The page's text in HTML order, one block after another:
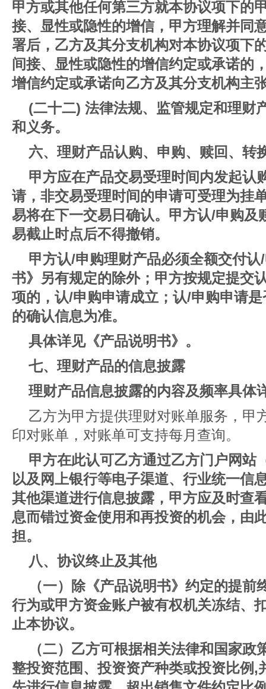
甲方或其他任何第三方就本协议项下的
接、显性或隐性的增信，甲方理解并同
署后，乙方及其分支机构对本协议项下
间接、显性或隐性的增信约定或承诺的
增信约定或承诺向乙方及其分支机构主
(二十二) 法律法规、监管规定和理财
和义务。
六、理财产品认购、申购、赎回、转
甲方应在产品交易受理时间内发起认
请，非交易受理时间的申请可受理为挂
易将在下一交易日确认。甲方认/申购及
易截止时点后不得撤销。
甲方认/申购理财产品必须全额交付
书》另有规定的除外；甲方按规定提交
项的，认/申购申请成立；认/申购申请
的确认信息为准。
具体详见《产品说明书》。
七、理财产品的信息披露
理财产品信息披露的内容及频率具体
乙方为甲方提供理财对账单服务，甲
印对账单，对账单可支持每月查询。
甲方在此认可乙方通过乙方门户网
以及网上银行等电子渠道、行业统一信
其他渠道进行信息披露，甲方应及时查
息而错过资金使用和再投资的机会，由
担。
八、协议终止及其他
（一）除《产品说明书》约定的提
行为或甲方资金账户被有权机关冻结、
止本协议。
（二）乙方可根据相关法律和国家
整投资范围、投资资产种类或投资比例,